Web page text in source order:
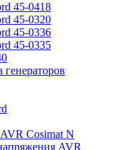
45-0418
45-0320
45-0336
45-0335
генераторов
Cosimat N
AVR